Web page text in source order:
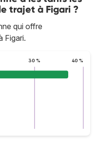
trajet à Figari ?
qui offre
Figari.
30 % 40 %